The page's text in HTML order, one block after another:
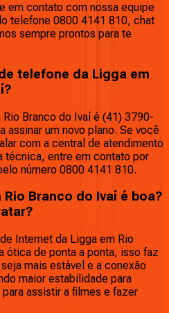
em contato com nossa equipe
telefone 0800 4141 810, chat
sempre prontos para te
telefone da Ligga em
Branco do Ivaí é (41) 3790-
assinar um novo plano. Se você
com a central de atendimento
técnica, entre em contato por
número 0800 4141 810.
Branco do Ivaí é boa?
Internet da Ligga em Rio
ótica de ponta a ponta, isso faz
mais estável e a conexão
maior estabilidade para
assistir a filmes e fazer